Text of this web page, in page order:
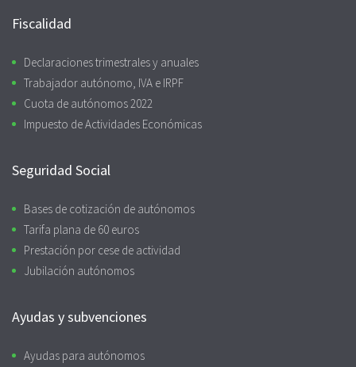
Fiscalidad
Declaraciones trimestrales y anuales
Trabajador autónomo, IVA e IRPF
Cuota de autónomos 2022
Impuesto de Actividades Económicas
Seguridad Social
Bases de cotización de autónomos
Tarifa plana de 60 euros
Prestación por cese de actividad
Jubilación autónomos
Ayudas y subvenciones
Ayudas para autónomos